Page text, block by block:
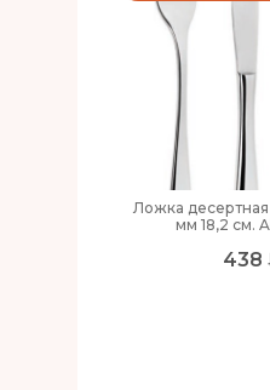
Ложка десертная
мм 18,2 см.
438